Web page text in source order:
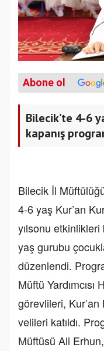
Abone ol
Bilecik’te 4-6
kapanış
Bilecik İl
4-6 yaş Kur’an
yılsonu
yaş gurubu
düzenlendi.
Müftü
görevlileri,
velileri katıldı.
Müftüsü Ali